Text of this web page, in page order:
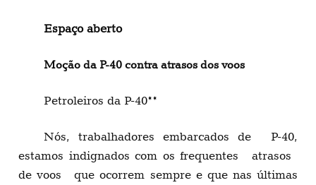
Espaço aberto
Moção da P-40 contra atrasos dos voos
Petroleiros da P-40**
Nós, trabalhadores embarcados de P-40,
estamos indignados com os frequentes atrasos
de voos que ocorrem sempre e que nas últimas